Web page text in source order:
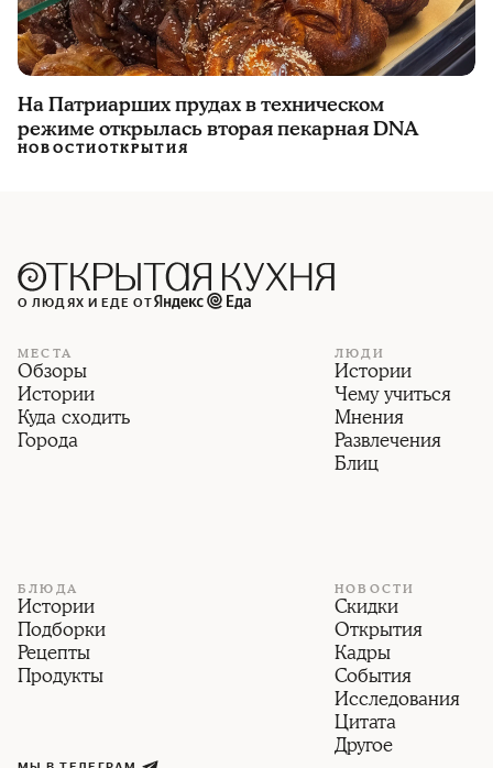
На Патриарших прудах в техническом
режиме открылась вторая пекарная DNA
НОВОСТИОТКРЫТИЯ
О ЛЮДЯХ И ЕДЕ ОТ
МЕСТА
Обзоры
Истории
Куда сходить
Города
ЛЮДИ
Истории
Чему учиться
Мнения
Развлечения
Блиц
БЛЮДА
Истории
Подборки
Рецепты
Продукты
НОВОСТИ
Скидки
Открытия
Кадры
События
Исследования
Цитата
Другое